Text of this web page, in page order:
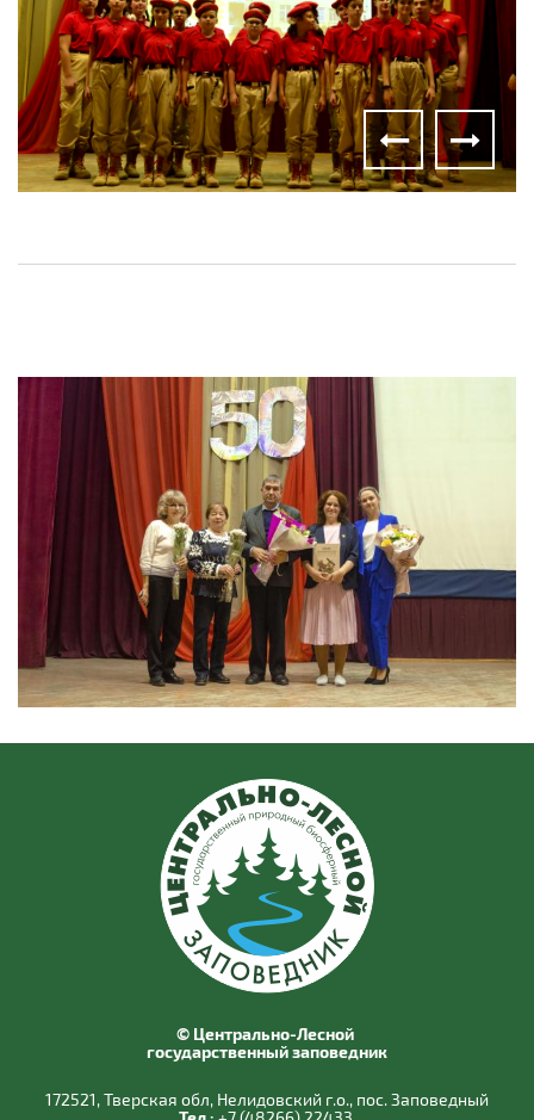
© Центрально-Лесной
государственный заповедник
172521, Тверская обл, Нелидовский г.о., пос. Заповедный